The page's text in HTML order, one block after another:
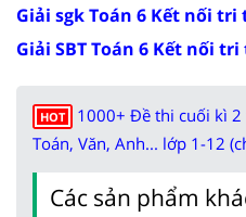
Giải sgk Toán 6 Kết nối tri
Giải SBT Toán 6 Kết nối
HOT
1000+ Đề thi cuối kì
Toán, Văn, Anh... lớp 1-12
Các sản phẩm